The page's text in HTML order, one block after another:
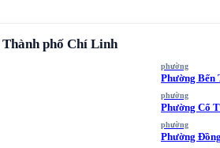
Thành phố Chí Linh
phường
Phường Bến
phường
Phường Cổ
phường
Phường